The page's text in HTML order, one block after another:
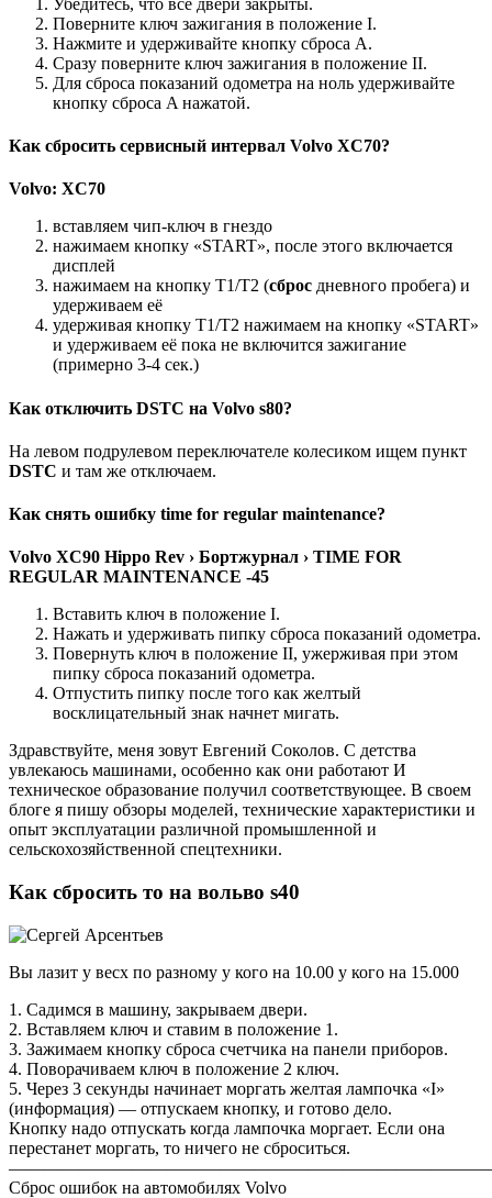
Поверните ключ зажигания в положение I.
Нажмите и удерживайте кнопку сброса A.
Сразу поверните ключ зажигания в положение II.
Для сброса показаний одометра на ноль удерживайте
кнопку сброса A нажатой.
Как сбросить сервисный интервал Volvo XC70?
Volvo: XC70
вставляем чип-ключ в гнездо
нажимаем кнопку «START», после этого включается
дисплей
нажимаем на кнопку Т1/Т2 (сброс дневного пробега) и
удерживаем её
удерживая кнопку Т1/Т2 нажимаем на кнопку «START»
и удерживаем её пока не включится зажигание
(примерно 3-4 сек.)
Как отключить DSTC на Volvo s80?
На левом подрулевом переключателе колесиком ищем пункт
DSTC и там же отключаем.
Как снять ошибку time for regular maintenance?
Volvo XC90 Hippo Rev › Бортжурнал › TIME FOR
REGULAR MAINTENANCE -45
Вставить ключ в положение I.
Нажать и удерживать пипку сброса показаний одометра.
Повернуть ключ в положение II, ужерживая при этом
пипку сброса показаний одометра.
Отпустить пипку после того как желтый
восклицательный знак начнет мигать.
Здравствуйте, меня зовут Евгений Соколов. С детства
увлекаюсь машинами, особенно как они работают И
техническое образование получил соответствующее. В своем
блоге я пишу обзоры моделей, технические характеристики и
опыт эксплуатации различной промышленной и
сельскохозяйственной спецтехники.
Как сбросить то на вольво s40
Вы лазит у весх по разному у кого на 10.00 у кого на 15.000
1. Садимся в машину, закрываем двери.
2. Вставляем ключ и ставим в положение 1.
3. Зажимаем кнопку сброса счетчика на панели приборов.
4. Поворачиваем ключ в положение 2 ключ.
5. Через 3 секунды начинает моргать желтая лампочка «I»
(информация) — отпускаем кнопку, и готово дело.
Кнопку надо отпускать когда лампочка моргает. Если она
перестанет моргать, то ничего не сброситься.
Сброс ошибок на автомобилях Volvo